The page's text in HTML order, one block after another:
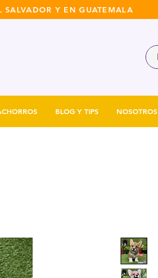
SALVADOR Y EN GUATEMALA
BLOG Y TIPS NOSOTROS